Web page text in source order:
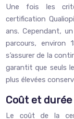
Une fois les
certification
ans. Cependant,
parcours, environ
s’assurer de la
garantit que seuls
plus élevées
Coût et
Le coût de la